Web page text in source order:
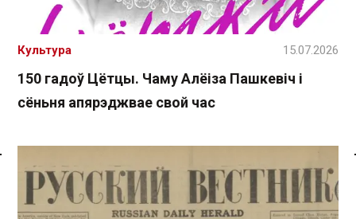
Спасылка без VPN
150 гадоў Цётцы. Чаму Алёіза Пашкевіч і
сёньня апярэджвае свой час
Культура 15.07.2026